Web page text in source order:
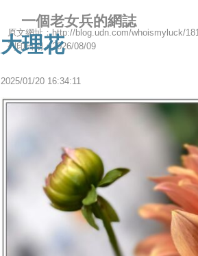
一個老女兵的網誌
原文網址：http://blog.udn.com/whoismyluck/
列印日期：2026/08/09
大理花
2025/01/20 16:34:11